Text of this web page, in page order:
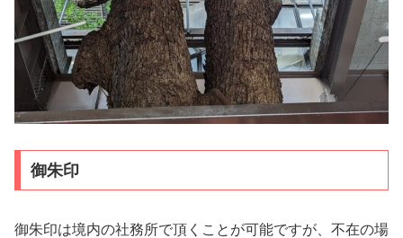
御朱印
御朱印は境内の社務所で頂くことが可能ですが、不在の場